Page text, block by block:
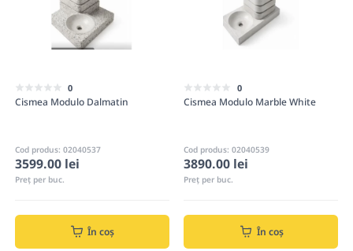
0
Cismea Modulo Dalmatin
Cod produs: 02040537
3599.00 lei
Preț per buc.
În coș
0
Cismea Modulo Marble White
Cod produs: 02040539
3890.00 lei
Preț per buc.
În coș